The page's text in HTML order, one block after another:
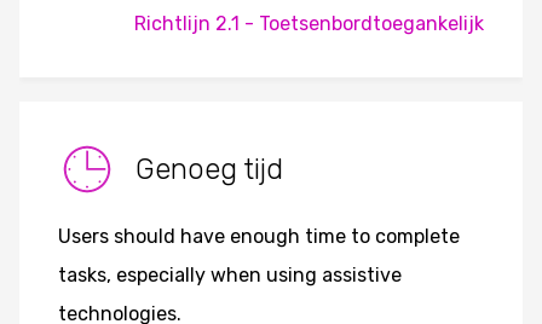
Richtlijn 2.1 - Toetsenbordtoegankelijk
Genoeg tijd
Users should have enough time to complete
tasks, especially when using assistive
technologies.